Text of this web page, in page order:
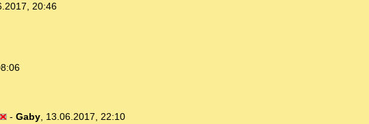
20:46
- Gaby, 13.06.2017, 22:10